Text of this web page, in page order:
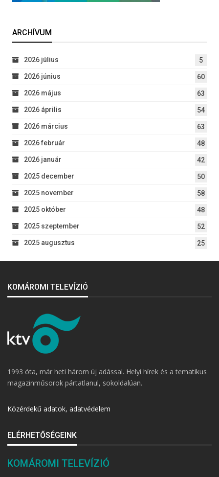
ARCHÍVUM
2026 július 5
2026 június 60
2026 május 63
2026 április 54
2026 március 63
2026 február 48
2026 január 42
2025 december 50
2025 november 58
2025 október 48
2025 szeptember 52
2025 augusztus 25
KOMÁROMI TELEVÍZIÓ
1993 óta, már heti három új adással. Helyi hírek és a tematikus
magazinműsorok pártatlanul, sokoldalúan.
Közérdekű adatok, adatvédelem
ELÉRHETŐSÉGEINK
KOMÁROMI TELEVÍZIÓ